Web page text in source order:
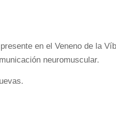
en el Veneno de la
neuromuscular.